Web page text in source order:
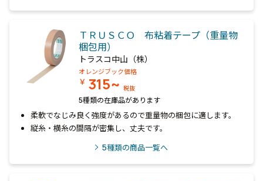
ＴＲＵＳＣＯ 布粘着テープ（重量物
梱包用）
トラスコ中山（株）
オレンジブック価格
￥ 315~ 税抜
5種類の在庫品があります
柔軟でなじみ良く強度があるので重量物の梱包に適します。
縦糸・横糸の間隔が密集し、丈夫です。
5種類の商品一覧へ